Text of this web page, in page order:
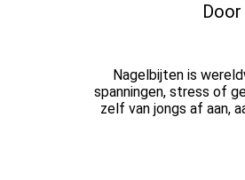
Nagelbijten is
spanningen, stress of
zelf van jongs af aan,